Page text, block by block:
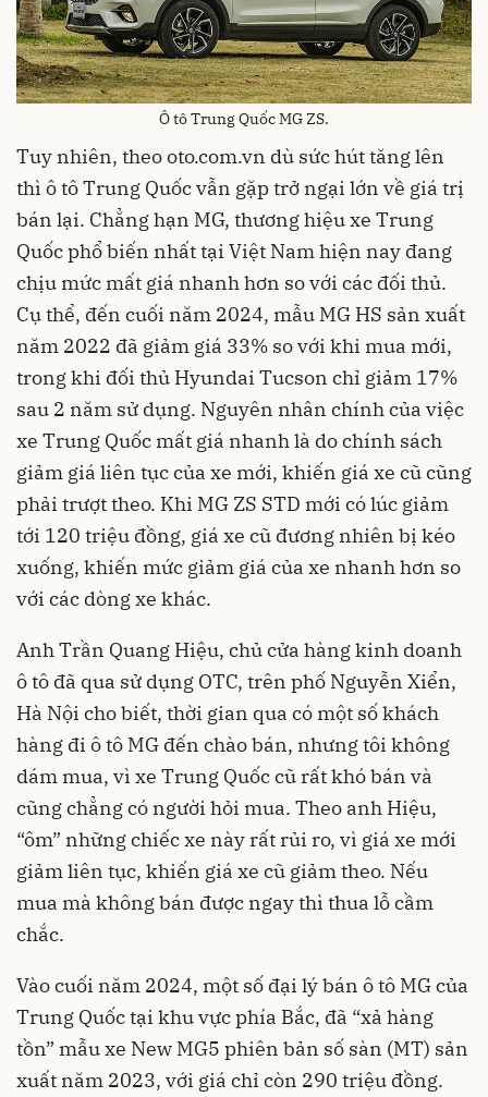
Ô tô Trung Quốc MG ZS.
Tuy nhiên, theo oto.com.vn dù sức hút tăng lên
thì ô tô Trung Quốc vẫn gặp trở ngại lớn về giá trị
bán lại. Chẳng hạn MG, thương hiệu xe Trung
Quốc phổ biến nhất tại Việt Nam hiện nay đang
chịu mức mất giá nhanh hơn so với các đối thủ.
Cụ thể, đến cuối năm 2024, mẫu MG HS sản xuất
năm 2022 đã giảm giá 33% so với khi mua mới,
trong khi đối thủ Hyundai Tucson chỉ giảm 17%
sau 2 năm sử dụng. Nguyên nhân chính của việc
xe Trung Quốc mất giá nhanh là do chính sách
giảm giá liên tục của xe mới, khiến giá xe cũ cũng
phải trượt theo. Khi MG ZS STD mới có lúc giảm
tới 120 triệu đồng, giá xe cũ đương nhiên bị kéo
xuống, khiến mức giảm giá của xe nhanh hơn so
với các dòng xe khác.
Anh Trần Quang Hiệu, chủ cửa hàng kinh doanh
ô tô đã qua sử dụng OTC, trên phố Nguyễn Xiển,
Hà Nội cho biết, thời gian qua có một số khách
hàng đi ô tô MG đến chào bán, nhưng tôi không
dám mua, vì xe Trung Quốc cũ rất khó bán và
cũng chẳng có người hỏi mua. Theo anh Hiệu,
“ôm” những chiếc xe này rất rủi ro, vì giá xe mới
giảm liên tục, khiến giá xe cũ giảm theo. Nếu
mua mà không bán được ngay thì thua lỗ cầm
chắc.
Vào cuối năm 2024, một số đại lý bán ô tô MG của
Trung Quốc tại khu vực phía Bắc, đã “xả hàng
tồn” mẫu xe New MG5 phiên bản số sàn (MT) sản
xuất năm 2023, với giá chỉ còn 290 triệu đồng.